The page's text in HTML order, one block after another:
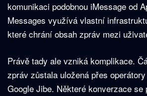
komunikaci podobnou iMessage od
Messages využívá vlastní
které chrání obsah zpráv mezi
Právě tady ale vzniká komplikace.
zpráv zůstala uložená přes
Google Jibe. Některé konverzace se